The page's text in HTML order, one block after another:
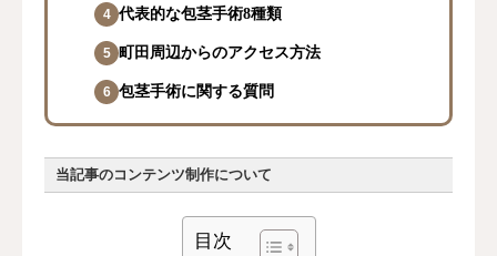
代表的な包茎手術8種類
町田周辺からのアクセス方法
包茎手術に関する質問
当記事のコンテンツ制作について
目次